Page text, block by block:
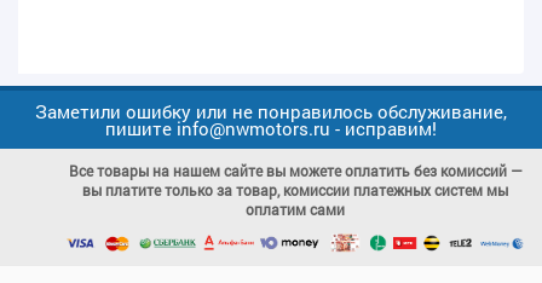
Заметили ошибку или не понравилось обслуживание,
пишите info@nwmotors.ru - исправим!
Все товары на нашем сайте вы можете оплатить без комиссий —
вы платите только за товар, комиссии платежных систем мы
оплатим сами